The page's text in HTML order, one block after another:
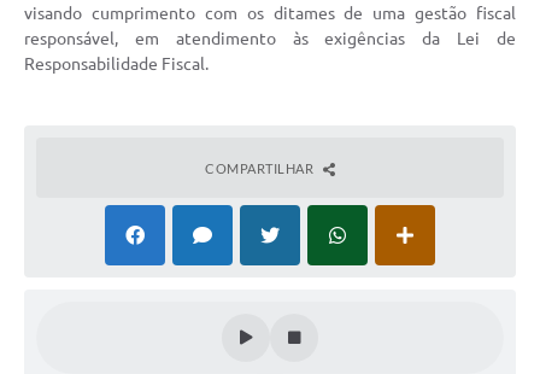
Jornal
Agenda
visando cumprimento com os ditames de uma gestão fiscal
responsável, em atendimento às exigências da Lei de
Responsabilidade Fiscal.
COMPARTILHAR